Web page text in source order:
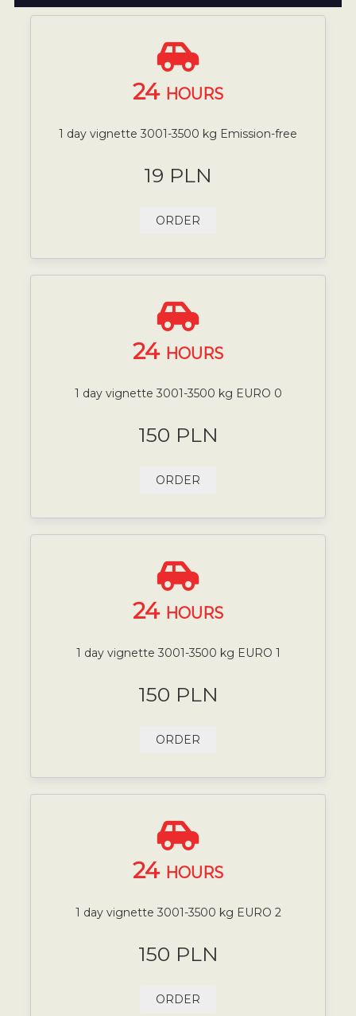
24 HOURS
1 day vignette 3001-3500 kg Emission-free
19 PLN
ORDER
24 HOURS
1 day vignette 3001-3500 kg EURO 0
150 PLN
ORDER
24 HOURS
1 day vignette 3001-3500 kg EURO 1
150 PLN
ORDER
24 HOURS
1 day vignette 3001-3500 kg EURO 2
150 PLN
ORDER